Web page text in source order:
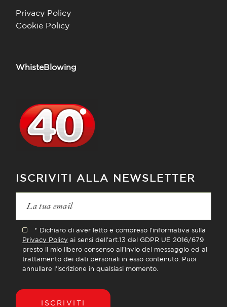
Privacy Policy
Cookie Policy
WhisteBlowing
ISCRIVITI ALLA NEWSLETTER
* Dichiaro di aver letto e compreso l'informativa sulla
Privacy Policy ai sensi dell'art.13 del GDPR UE 2016/679
presto il mio libero consenso all'invio del messaggio ed al
trattamento dei dati personali in esso contenuto. Puoi
annullare l'iscrizione in qualsiasi momento.
ISCRIVITI